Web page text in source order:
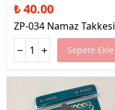
₺ 40.00
ZP-034 Namaz Takkesi
Sepete Ekle